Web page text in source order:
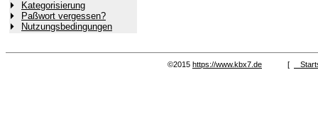
Kategorisierung
Paßwort vergessen?
Nutzungsbedingungen
©2015 https://www.kbx7.de [